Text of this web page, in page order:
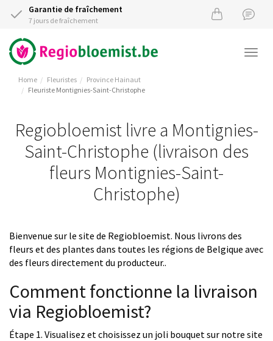
Garantie de fraîchement
7 jours de fraîchement
Home Fleuristes
Province Hainaut
Fleuriste Montignies-Saint-Christophe
Regiobloemist livre a Montignies-
Saint-Christophe (livraison des
fleurs Montignies-Saint-
Christophe)
Bienvenue sur le site de Regiobloemist. Nous livrons des
fleurs et des plantes dans toutes les régions de Belgique avec
des fleurs directement du producteur..
Comment fonctionne la livraison
via Regiobloemist?
Étape 1. Visualisez et choisissez un joli bouquet sur notre site